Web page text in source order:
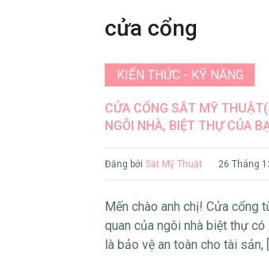
cửa cổng
KIẾN THỨC - KỸ NĂNG
CỬA CỔNG SẮT MỸ
NGÔI NHÀ, BIỆT THỰ CỦA
Đăng bởi Sắt Mỹ Thuật 26 Tháng
Mến chào anh chị! Cửa cổng
quan của ngôi nhà biệt thự
là bảo vệ an toàn cho tài sản,